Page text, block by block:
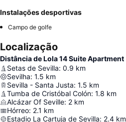
Instalações desportivas
Campo de golfe
Localização
Distância de Lola 14 Suite Apartment
Setas de Sevilla: 0.9 km
Sevilha: 1.5 km
Sevilla - Santa Justa: 1.5 km
Tumba de Cristóbal Colón: 1.8 km
Alcázar Of Seville: 2 km
Hórreo: 2.1 km
Estadio La Cartuja de Sevilla: 2.4 km